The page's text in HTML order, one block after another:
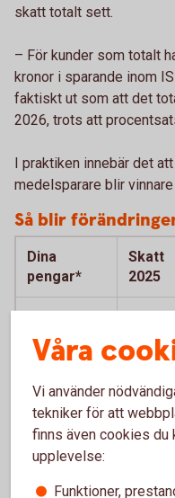
skatt totalt sett.
– För kunder som totalt
kronor i sparande inom
faktiskt ut som att det
2026, trots att
I praktiken innebär det
medelsparare blir
Så blir
Dina
pengar*
Skatt
2025
150 000 kr 0 kr
300 000 kr 1 332
1 000 000 kr 7 548
3 000 000 kr 25 308
Våra
Vi använder
tekniker för att
finns även cookies du
upplevelse:
Funktioner,